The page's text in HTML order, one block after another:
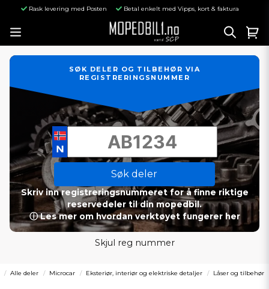
Rask levering med Posten Betal enkelt med Vipps, kort & faktura
SØK DELER OG TILBEHØR VIA
REGISTRERINGSNUMMER
Søk deler
Skriv inn registreringsnummeret for å finne riktige
reservedeler til din mopedbil.
ⓘ Les mer om hvordan verktøyet fungerer her
Skjul reg nummer
Alle deler Microcar Eksteriør, interiør og elektriske detaljer Låser og tilbehør